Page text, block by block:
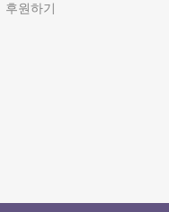
후원하기